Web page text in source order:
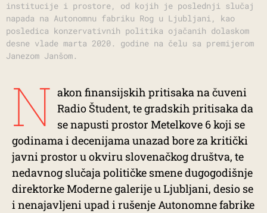
institucije i prostore, od kojih je poslednji slučaj
napada na Autonomnu fabriku Rog u Ljubljani, kao
posledica konzervativnih politika ojačanih dolaskom
desne vlade marta 2020. godine na čelu sa premijerom
Janezom Janšom.
N akon finansijskih pritisaka na čuveni
Radio Študent, te gradskih pritisaka da
se napusti prostor Metelkove 6 koji se
godinama i decenijama unazad bore za kritički
javni prostor u okviru slovenačkog društva, te
nedavnog slučaja političke smene dugogodišnje
direktorke Moderne galerije u Ljubljani, desio se
i nenajavljeni upad i rušenje Autonomne fabrike